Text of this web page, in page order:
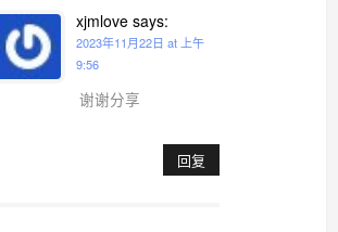
xjmlove says:
2023年11月22日 at 上午
9:56
谢谢分享
回复